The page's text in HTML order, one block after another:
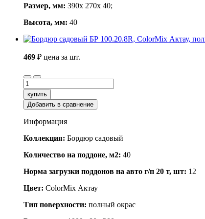
Размер, мм: 390x 270x 40;
Высота, мм: 40
469 ₽ цена за шт.
купить
Добавить в сравнение
Информация
Коллекция: Бордюр садовый
Количество на поддоне, м2: 40
Норма загрузки поддонов на авто г/п 20 т, шт: 12
Цвет: ColorMix Актау
Тип поверхности: полный окрас